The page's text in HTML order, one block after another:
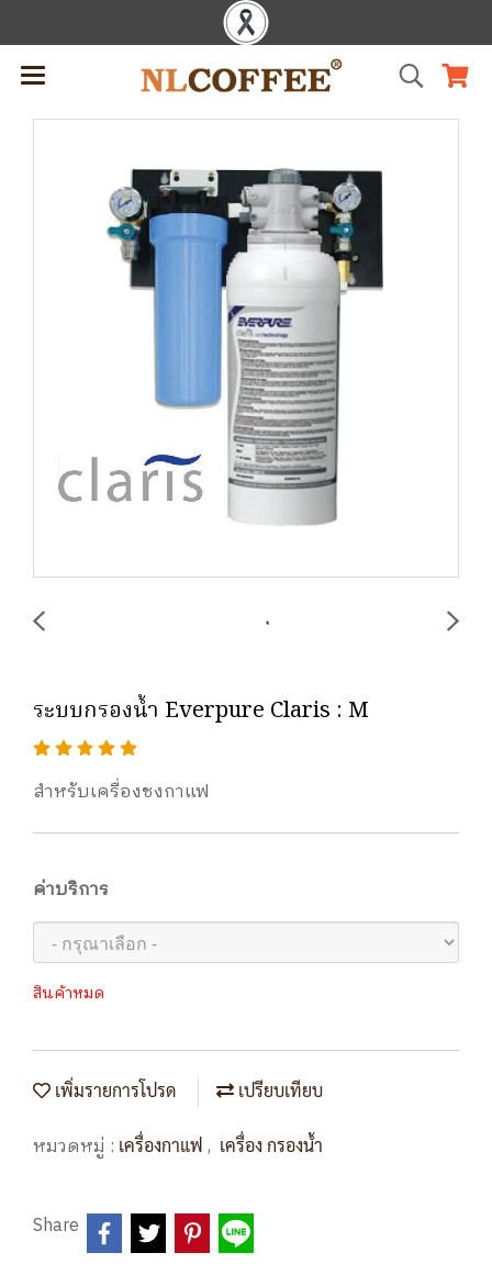
ระบบกรองน้ำ Everpure Claris : M
สำหรับเครื่องชงกาแฟ
ค่าบริการ
สินค้าหมด
เพิ่มรายการโปรด เปรียบเทียบ
หมวดหมู่ : เครื่องกาแฟ , เครื่อง กรองน้ำ
Share